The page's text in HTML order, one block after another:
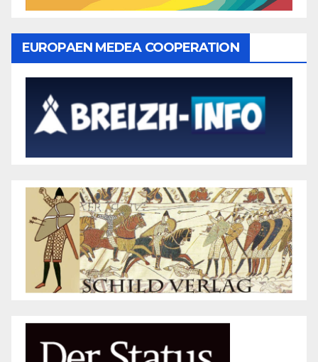
EUROPAEN MEDEA COOPERATION